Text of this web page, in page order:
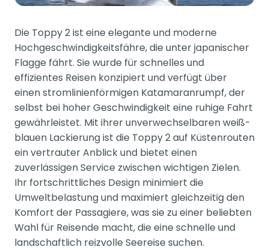
Die Toppy 2 ist eine elegante und moderne
Hochgeschwindigkeitsfähre, die unter japanischer
Flagge fährt. Sie wurde für schnelles und
effizientes Reisen konzipiert und verfügt über
einen stromlinienförmigen Katamaranrumpf, der
selbst bei hoher Geschwindigkeit eine ruhige Fahrt
gewährleistet. Mit ihrer unverwechselbaren weiß-
blauen Lackierung ist die Toppy 2 auf Küstenrouten
ein vertrauter Anblick und bietet einen
zuverlässigen Service zwischen wichtigen Zielen.
Ihr fortschrittliches Design minimiert die
Umweltbelastung und maximiert gleichzeitig den
Komfort der Passagiere, was sie zu einer beliebten
Wahl für Reisende macht, die eine schnelle und
landschaftlich reizvolle Seereise suchen.